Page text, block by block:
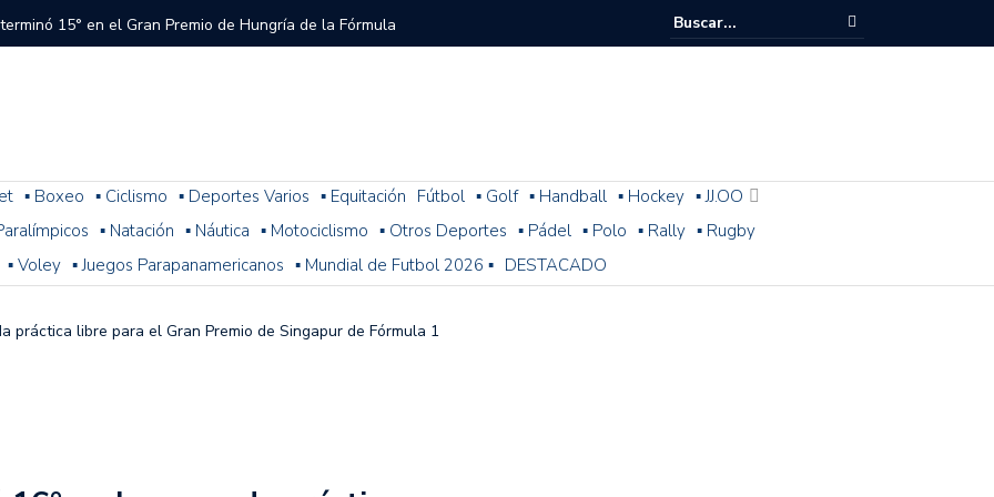
15° en el Gran Premio de Hungría de la Fórmula
a River que el árbitro y el VAR no cobraron en el
del Torneo del Interior Copa Zurich
resultados, posiciones y cómo sigue la fecha 1
problemas y terminó 14° la última práctica para el
▪ Boxeo ▪ Ciclismo ▪ Deportes Varios ▪ Equitación Fútbol ▪ Golf ▪ Handball ▪ Hockey ▪ JJ.OO
▪ Natación ▪ Náutica ▪ Motociclismo ▪ Otros Deportes ▪ Pádel ▪ Polo ▪ Rally ▪ Rugby
▪ Voley ▪ Juegos Parapanamericanos ▪ Mundial de Futbol 2026 ▪ DESTACADO
práctica libre para el Gran Premio de Singapur de Fórmula 1